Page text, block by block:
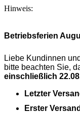
Hinweis:
Betriebsferien
Liebe Kundinnen
bitte beachten Sie,
einschließlich
Letzter
Erster